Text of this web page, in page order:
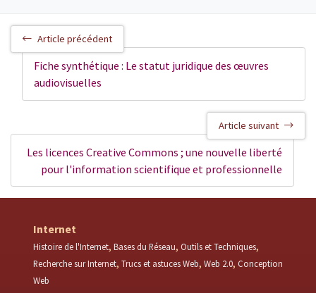
Article précédent
Fiche synthétique : Le statut juridique des œuvres
audiovisuelles
Article suivant
Les licences Creative Commons ; une nouvelle liberté
pour l'information scientifique et professionnelle
Internet
Histoire de l'Internet Bases du Réseau Outils et Techniques
Recherche sur Internet Trucs et astuces Web Web 2.0 Conception
Web